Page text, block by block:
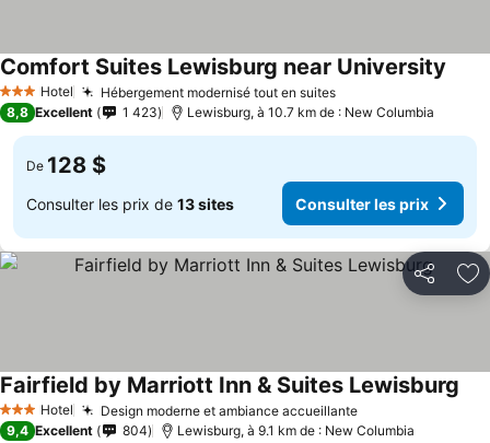
3 ÉtoilesHotel Hébergement modernisé tout en suites
Comfort Suites Lewisburg near University
8,8 Excellent 1 423 Lewisburg, à 10.7 km de : New Columbia
De 128 $
Consulter les prix de 13 sites Consulter les prix
Partager
3 ÉtoilesHotel Design moderne et ambiance accueillante
Fairfield by Marriott Inn & Suites Lewisburg
9,4 Excellent 804 Lewisburg, à 9.1 km de : New Columbia